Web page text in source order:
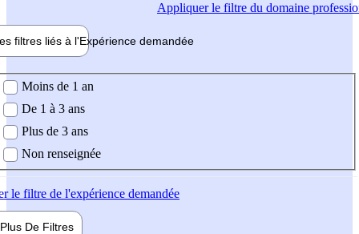
Appliquerle filtre du domaine
filtres liés à l'Expérience demandée
demandée
Moins de 1 an
De 1 à 3 ans
Plus de 3 ans
Non renseignée
le filtre de l'expérience demandée
Plus De Filtres